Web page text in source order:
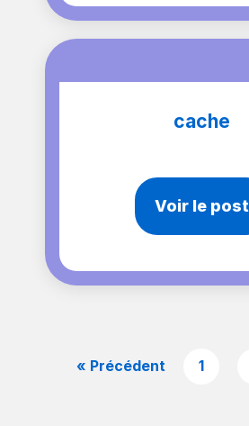
cache
Voir le post
« Précédent 1